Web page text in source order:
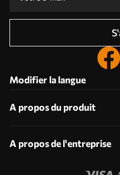
Modifier la langue
A propos du produit
A propos de l'entreprise